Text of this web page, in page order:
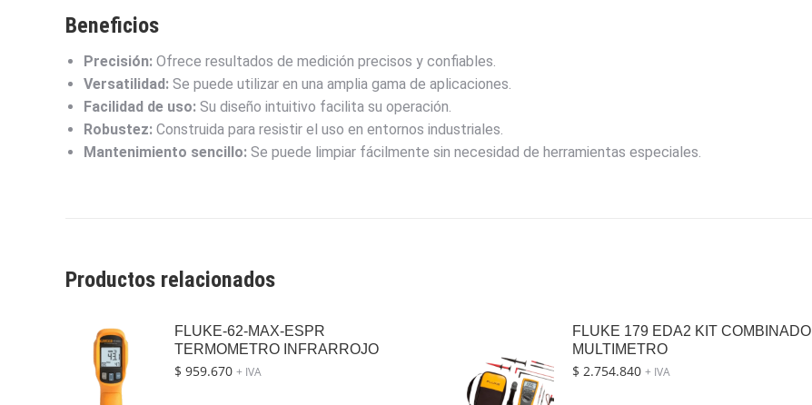
Beneficios
Precisión: Ofrece resultados de medición precisos y confiables.
Versatilidad: Se puede utilizar en una amplia gama de aplicaciones.
Facilidad de uso: Su diseño intuitivo facilita su operación.
Robustez: Construida para resistir el uso en entornos industriales.
Mantenimiento sencillo: Se puede limpiar fácilmente sin necesidad de herramientas especiales.
Productos relacionados
FLUKE-62-MAX-ESPR
TERMOMETRO INFRARROJO
$ 959.670 + IVA
FLUKE 179 EDA2 KIT COMBINADO
MULTIMETRO
$ 2.754.840 + IVA